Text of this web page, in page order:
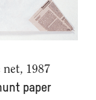
net, 1987
paper